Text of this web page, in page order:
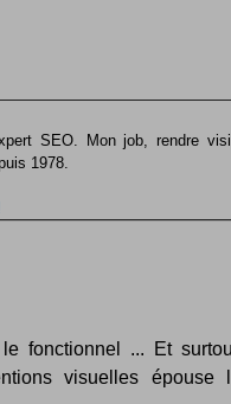
SEO. Mon job, rendre
1978.
fonctionnel ... Et
visuelles épouse